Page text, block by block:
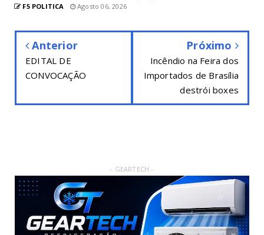
F5 POLITICA Agosto 06, 2026
Anterior
EDITAL DE
CONVOCAÇÃO
Próximo
Incêndio na Feira dos
Importados de Brasília
destrói boxes
- GEARTECH -